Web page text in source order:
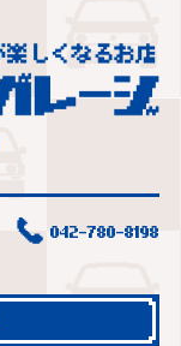
042-780-8198